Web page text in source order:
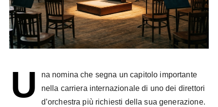
U
na nomina che segna un capitolo importante
nella carriera internazionale di uno dei direttori
d’orchestra più richiesti della sua generazione.